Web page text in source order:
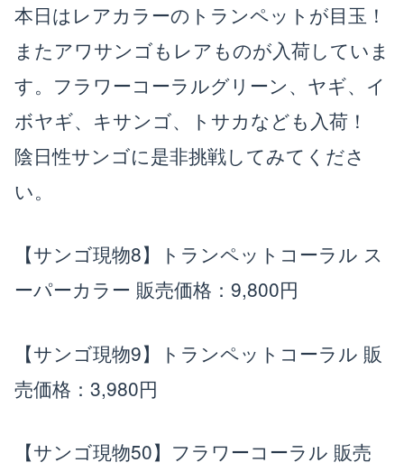
R 楽天店で購入↗
Y!Yahoo!店 ↗
本日はレアカラーのトランペットが目玉！
またアワサンゴもレアものが入荷していま
す。フラワーコーラルグリーン、ヤギ、イ
ボヤギ、キサンゴ、トサカなども入荷！
陰日性サンゴに是非挑戦してみてくださ
い。
【サンゴ現物8】トランペットコーラル ス
ーパーカラー 販売価格：9,800円
【サンゴ現物9】トランペットコーラル 販
売価格：3,980円
【サンゴ現物50】フラワーコーラル 販売